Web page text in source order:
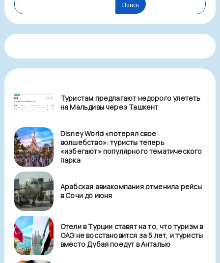
Поиск
Туристам предлагают недорого улететь
на Мальдивы через Ташкент
Disney World «потерял свое
волшебство»: туристы теперь
«избегают» популярного тематического
парка
Арабская авиакомпания отменила рейсы
в Сочи до июня
Отели в Турции ставят на то, что туризм в
ОАЭ не восстановится за 5 лет, и туристы
вместо Дубая поедут в Анталью